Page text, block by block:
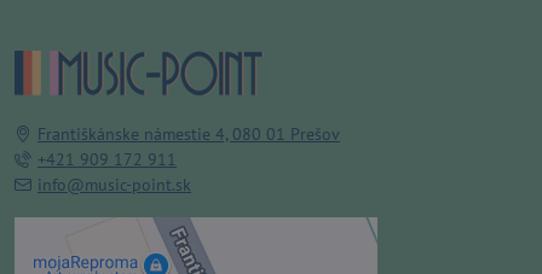
Františkánske námestie 4, 080 01 Prešov
+421 909 172 911
info@music-point.sk